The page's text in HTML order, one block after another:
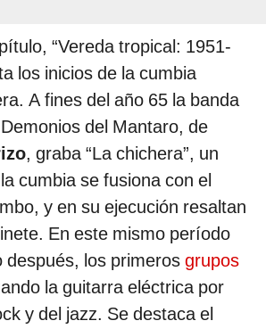
“Vereda tropical: 1951-
los inicios de la cumbia
A fines del año 65 la banda
del Mantaro, de
, graba “La chichera”, un
cumbia se fusiona con el
y en su ejecución resaltan
En este mismo período
después, los primeros grupos
la guitarra eléctrica por
y del jazz. Se destaca el